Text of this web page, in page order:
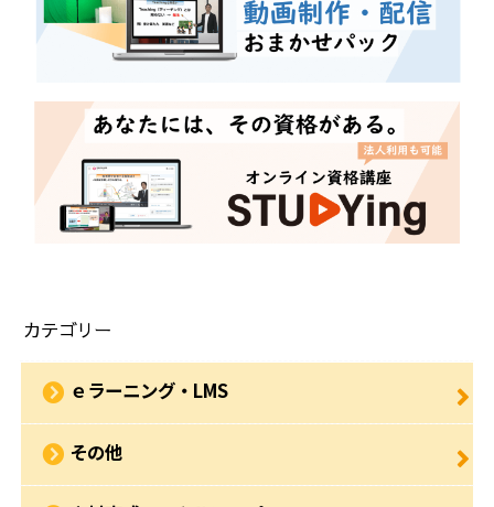
カテゴリー
ｅラーニング・LMS
その他